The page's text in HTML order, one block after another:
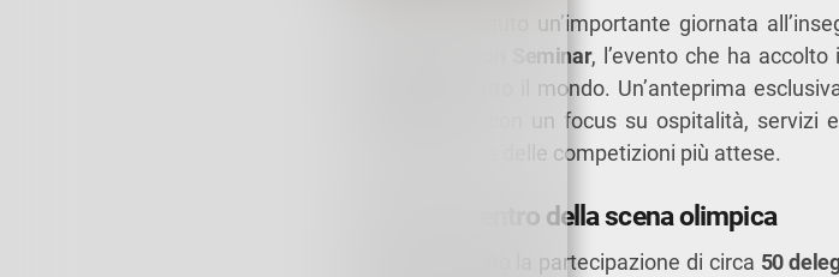
Bormio ha vissuto un’importante giornata
Chef de Mission Seminar, l’evento che ha accolto
di tutto il mondo. Un’anteprima
, con un focus su ospitalità, servizi
ospiterà alcune delle competizioni più attese.
Bormio al centro della scena olimpica
L’evento ha visto la partecipazione di circa 50